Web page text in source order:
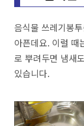
음식물 쓰레기봉
아픈데요. 이럴 때
로 뿌려두면 냄새
있습니다.